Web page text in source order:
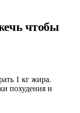
чтобы
1 кг жира.
похудения и